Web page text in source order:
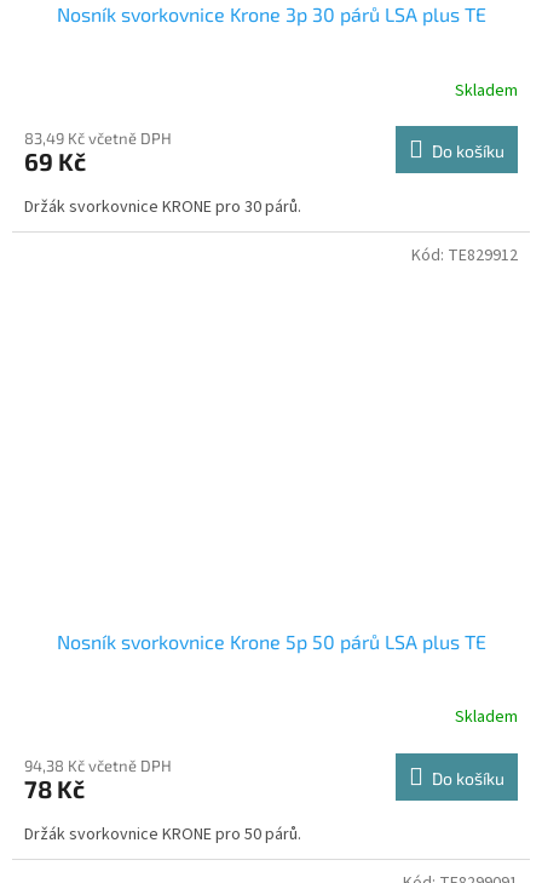
Nosník svorkovnice Krone 3p 30 párů LSA plus TE
Skladem
83,49 Kč včetně DPH
69 Kč Do košíku
Držák svorkovnice KRONE pro 30 párů.
Nosník svorkovnice Krone 5p 50 párů LSA plus TE
Skladem
94,38 Kč včetně DPH
78 Kč Do košíku
Držák svorkovnice KRONE pro 50 párů.
Kód: TE829912